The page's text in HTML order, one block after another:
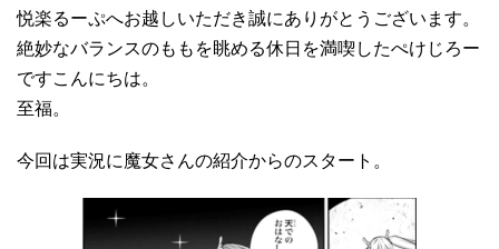
悦楽るーぷへお越しいただき誠にありがとうございます。
絶妙なバランスのももを眺める休日を満喫したぺけじろー
ですこんにちは。
至福。
今回は実況に魔女さんの紹介からのスタート。